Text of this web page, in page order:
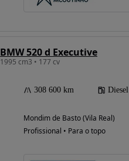
BMW 520 d Executive
1995 cm3 • 177 cv
308 600 km Diesel
Mondim de Basto (Vila Real)
Profissional • Para o topo